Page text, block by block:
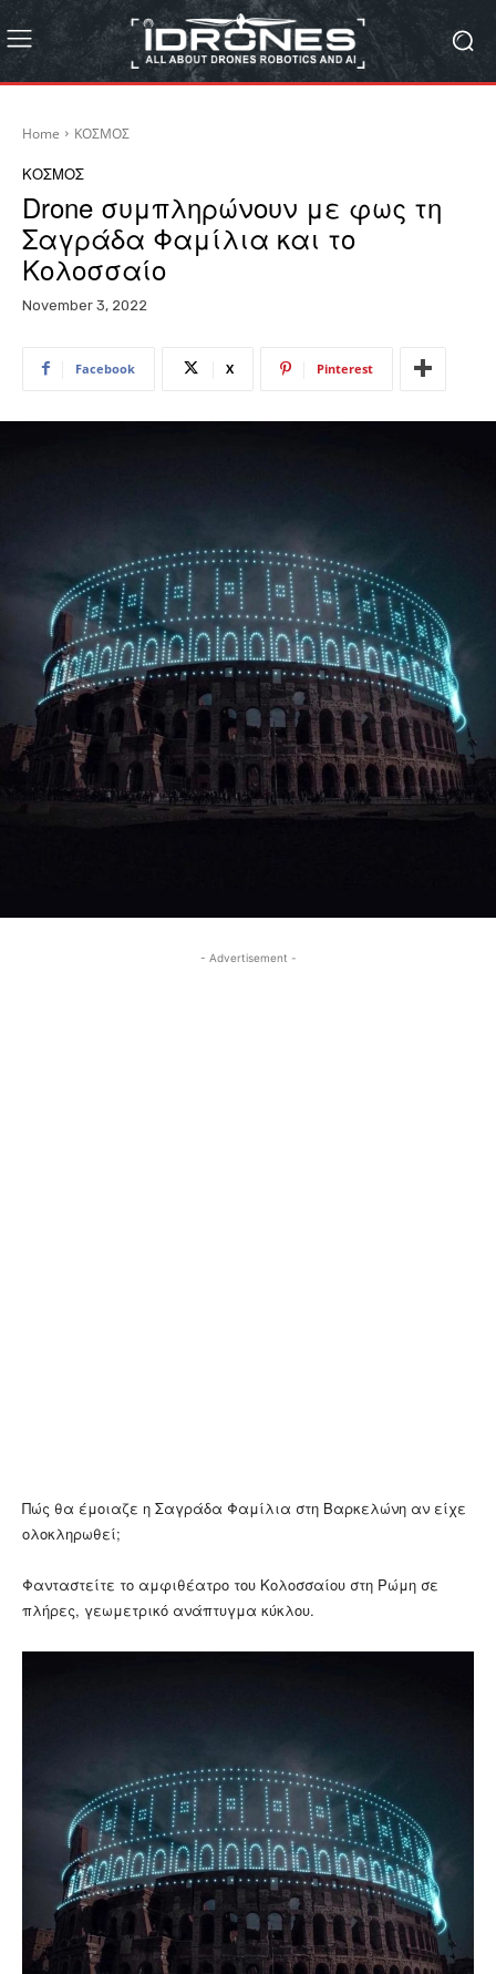
Home ΚΟΣΜΟΣ
ΚΟΣΜΟΣ
Drone συμπληρώνουν με φως τη
Σαγράδα Φαμίλια και το
Κολοσσαίο
November 3, 2022
Facebook X Pinterest
- Advertisement -
Πώς θα έμοιαζε η Σαγράδα Φαμίλια στη Βαρκελώνη αν είχε
ολοκληρωθεί;
Φανταστείτε το αμφιθέατρο του Κολοσσαίου στη Ρώμη σε
πλήρες, γεωμετρικό ανάπτυγμα κύκλου.